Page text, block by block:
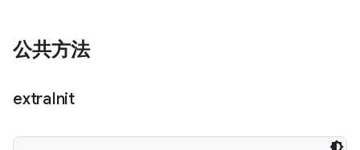
公共方法
extraInit